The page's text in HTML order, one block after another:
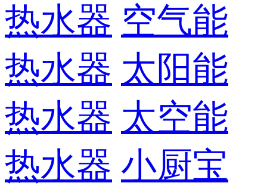
热水器 空气能
热水器 太阳能
热水器 太空能
热水器 小厨宝